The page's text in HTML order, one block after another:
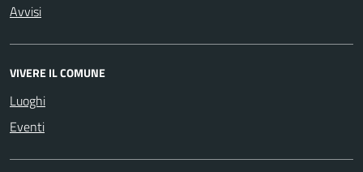
Avvisi
VIVERE IL COMUNE
Luoghi
Eventi